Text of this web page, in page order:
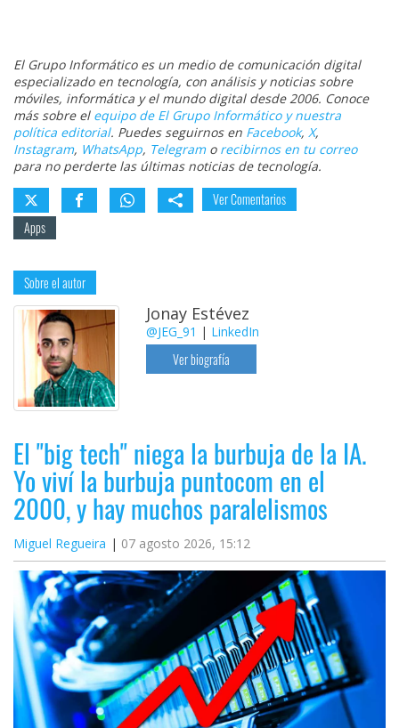
El Grupo Informático es un medio de comunicación digital
especializado en tecnología, con análisis y noticias sobre
móviles, informática y el mundo digital desde 2006. Conoce
más sobre el equipo de El Grupo Informático y nuestra
política editorial. Puedes seguirnos en Facebook, X,
Instagram, WhatsApp, Telegramo recibirnos en tu correo
para no perderte las últimas noticias de tecnología.
Ver Comentarios
Apps
Sobre el autor
Jonay Estévez
@JEG_91 | LinkedIn
Ver biografía
El "big tech" niega la burbuja de la IA.
Yo viví la burbuja puntocom en el
2000, y hay muchos paralelismos
Miguel Regueira 07 agosto 2026, 15:12